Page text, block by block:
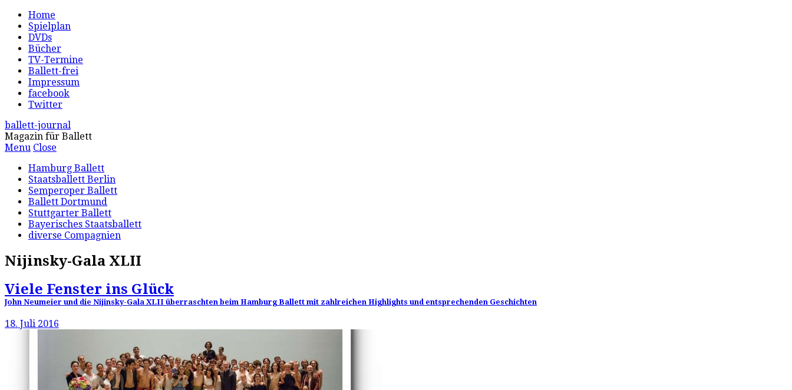
Home
Spielplan
DVDs
Bücher
TV-Termine
Ballett-frei
Impressum
facebook
Twitter
ballett-journal
Magazin für Ballett
Menu Close
Hamburg Ballett
Staatsballett Berlin
Semperoper Ballett
Ballett Dortmund
Stuttgarter Ballett
Bayerisches Staatsballett
diverse Compagnien
Nijinsky-Gala XLII
Viele Fenster ins Glück
John Neumeier und die Nijinsky-Gala XLII überraschten beim Hamburg Ballett mit zahlreichen Highlights und entsprechenden Geschichten
18. Juli 2016